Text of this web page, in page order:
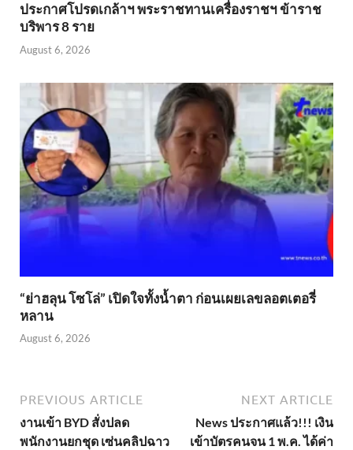
ประกาศโปรดเกล้าฯ พระราชทานเครื่องราชฯ ข้าราช
บริพาร 8 ราย
August 6, 2026
“ย่าฮลุน โซโล่” เปิดใจทั้งน้ำตา ก่อนเผยเลขลอตเตอรี่
หลาน
August 6, 2026
PREVIOUS ARTICLE
งานเข้า BYD สั่งปลด
พนักงานยกชุด เซ่นคลิปฉาว
NEXT ARTICLE
News ประกาศแล้ว!!! เงิน
เข้าบัตรคนจน 1 พ.ค. ได้ค่า